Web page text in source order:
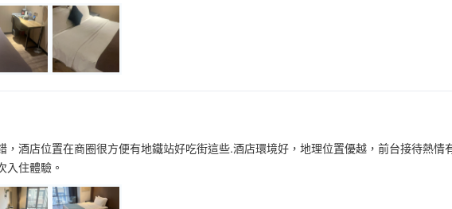
，酒店位置在商圈很方便有地鐵站好吃街這些.酒店環境好，地理位置優越，前台接待熱
入住體驗。